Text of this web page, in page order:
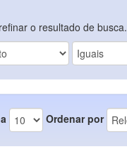
o resultado de busca.
Ordenar por